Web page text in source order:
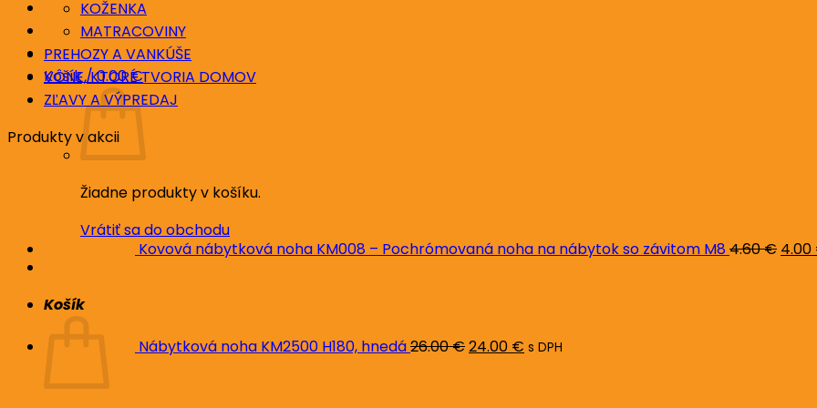
Košík /0.00€
Žiadne produkty v košíku.
Vrátiť sa do obchodu
Košík
KOŽENKA
MATRACOVINY
PREHOZY A VANKÚŠE
VÔNE, KTORÉ TVORIA DOMOV
ZĽAVY A VÝPREDAJ
Produkty v akcii
Kovová nábytková noha KM008 – Pochrómovaná noha na nábytok so závitom M84.60€ 4.60
4.00
Nábytková noha KM2500 H180, hnedá26.00€26.00 €.
24.00 € 24.00 €.
s DPH